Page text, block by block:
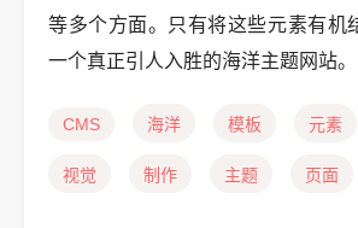
等多个方面。只有将这些元素有机
一个真正引人入胜的海洋主题网站。
CMS 海洋 模板 元素
视觉 制作 主题 页面